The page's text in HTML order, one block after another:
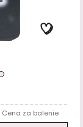
Cena za balenie